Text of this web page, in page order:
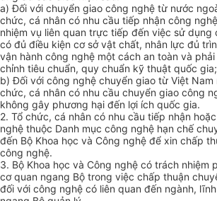
a) Đối với chuyển giao công nghệ từ nước
chức, cá nhân có nhu cầu tiếp nhận công
nhiệm vụ liên quan trực tiếp đến việc sử dụng
có đủ điều kiện cơ sở vật chất, nhân lực đủ
vận hành công nghệ một cách an toàn và
chỉnh tiêu chuẩn, quy chuẩn kỹ thuật quốc gia;
b) Đối với công nghệ chuyển giao từ Việt Nam
chức, cá nhân có nhu cầu chuyển giao công
không gây phương hại đến lợi ích quốc gia.
2. Tổ chức, cá nhân có nhu cầu tiếp nhận
nghệ thuộc Danh mục công nghệ hạn chế
đến Bộ Khoa học và Công nghệ để xin chấp
công nghệ.
3. Bộ Khoa học và Công nghệ có trách nhiệm
cơ quan ngang Bộ trong việc chấp thuận
đối với công nghệ có liên quan đến ngành,